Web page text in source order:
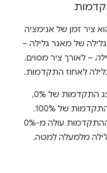
ציר זמן של אנימציה
של מאגר גלילה –
– לאורך ציר מסוים.
לאחוז התקדמות.
מיקום ההתחלה של הגלילה מייצג התקדמות של 0%,
ומיקום הסיום של הגלילה מייצג התקדמות של 100%.
בתרשים הבא אפשר לראות שההתקדמות עולה מ-0%